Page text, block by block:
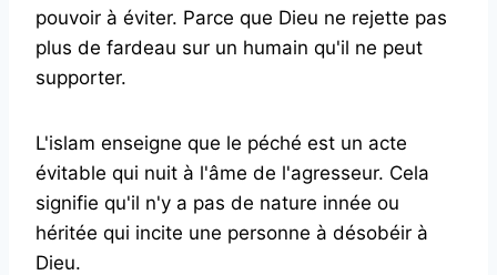
pouvoir à éviter. Parce que Dieu ne rejette pas
plus de fardeau sur un humain qu'il ne peut
supporter.
L'islam enseigne que le péché est un acte
évitable qui nuit à l'âme de l'agresseur. Cela
signifie qu'il n'y a pas de nature innée ou
héritée qui incite une personne à désobéir à
Dieu.